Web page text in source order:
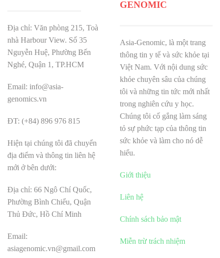
Địa chỉ: Văn phòng 215, Toà
nhà Harbour View. Số 35
Nguyễn Huệ, Phường Bến
Nghé, Quận 1, TP.HCM
Email: info@asia-
genomics.vn
ĐT: (+84) 896 976 815
Hiện tại chúng tôi đã chuyển
địa điểm và thông tin liên hệ
mới ở bên dưới:
Địa chỉ: 66 Ngô Chí Quốc,
Phường Bình Chiểu, Quận
Thủ Đức, Hồ Chí Minh
Email:
asiagenomic.vn@gmail.com
GENOMIC
Asia-Genomic, là một trang
thông tin y tế và sức khỏe tại
Việt Nam. Với nội dung sức
khỏe chuyên sâu của chúng
tôi và những tin tức mới nhất
trong nghiên cứu y học.
Chúng tôi cố gắng làm sáng
tỏ sự phức tạp của thông tin
sức khỏe và làm cho nó dễ
hiểu.
Giới thiệu
Liên hệ
Chính sách bảo mật
Miễn trừ trách nhiệm